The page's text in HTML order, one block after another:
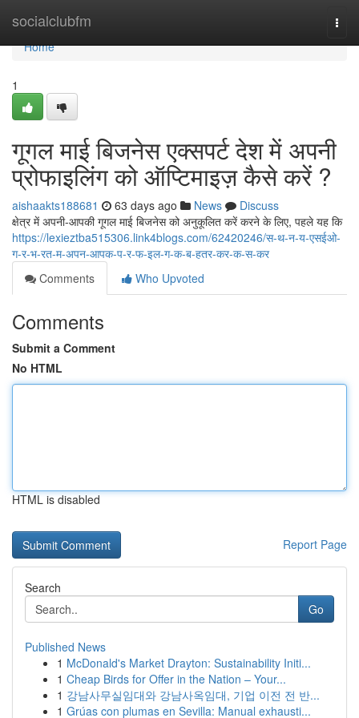
socialclubfm
Home
Home
1
गूगल माई बिजनेस एक्सपर्ट देश में अपनी
प्रोफाइलिंग को ऑप्टिमाइज़ कैसे करें ?
aishaakts188681 63 days ago News
Discuss
क्षेत्र में अपनी-आपकी गूगल माई बिजनेस को अनुकूलित करें करने के लिए, पहले यह कि
https://lexieztba515306.link4blogs.com/62420246/स-थ-न-य-एसईओ-
ग-र-भ-रत-म-अपन-आपक-प-र-फ-इल-ग-क-ब-हतर-कर-क-स-कर
Comments
Who Upvoted
Comments
Submit a Comment
No HTML
HTML is disabled
Report Page
Search
Go
Published News
1 McDonald's Market Drayton: Sustainability Initi...
1 Cheap Birds for Offer in the Nation – Your...
1 강남사무실임대와 강남사옥임대, 기업 이전 전 반...
1 Grúas con plumas en Sevilla: Manual exhausti...